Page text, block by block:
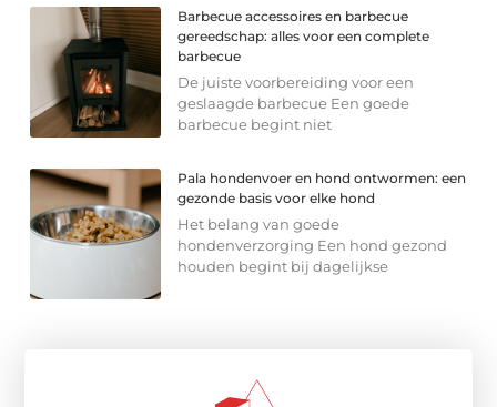
Barbecue accessoires en barbecue
gereedschap: alles voor een complete
barbecue
De juiste voorbereiding voor een
geslaagde barbecue Een goede
barbecue begint niet
Pala hondenvoer en hond ontwormen: een
gezonde basis voor elke hond
Het belang van goede
hondenverzorging Een hond gezond
houden begint bij dagelijkse